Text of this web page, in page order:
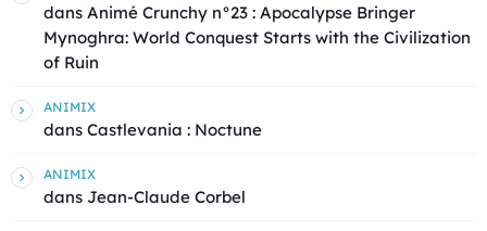
dans Animé Crunchy n°23 : Apocalypse Bringer
Mynoghra: World Conquest Starts with the Civilization
of Ruin
ANIMIX
dans Castlevania : Noctune
ANIMIX
dans Jean-Claude Corbel